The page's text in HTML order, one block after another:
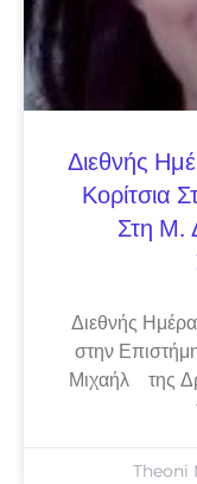
Διεθνής
Κορίτσια
Στη Μ.
Διεθνής Ημέρα
στην
Μιχαήλ της
Theoni